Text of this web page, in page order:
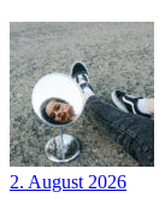
2. August 2026